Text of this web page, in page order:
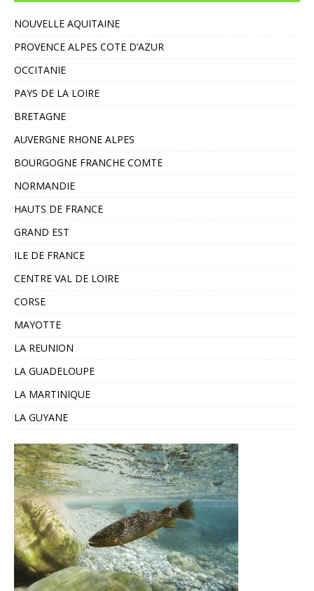
NOUVELLE AQUITAINE
PROVENCE ALPES COTE D’AZUR
OCCITANIE
PAYS DE LA LOIRE
BRETAGNE
AUVERGNE RHONE ALPES
BOURGOGNE FRANCHE COMTE
NORMANDIE
HAUTS DE FRANCE
GRAND EST
ILE DE FRANCE
CENTRE VAL DE LOIRE
CORSE
MAYOTTE
LA REUNION
LA GUADELOUPE
LA MARTINIQUE
LA GUYANE